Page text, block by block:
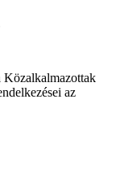
Közalkalmazottak
az